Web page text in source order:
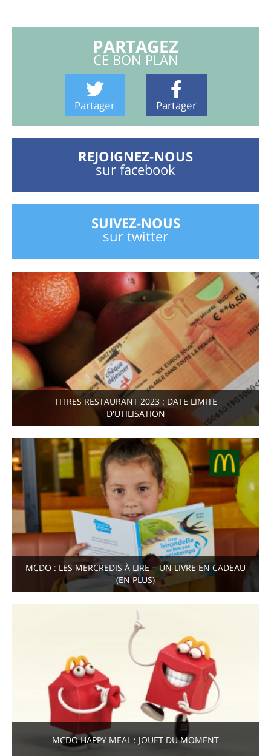
PARTAGEZ
CE BON PLAN
Partager Partager
REJOIGNEZ-NOUS
sur facebook
SUIVEZ-NOUS
sur twitter
TITRES RESTAURANT 2023 : DATE LIMITE
D'UTILISATION
MCDO : LES MERCREDIS À LIRE = UN LIVRE EN CADEAU
(EN PLUS)
MCDO HAPPY MEAL : JOUET DU MOMENT